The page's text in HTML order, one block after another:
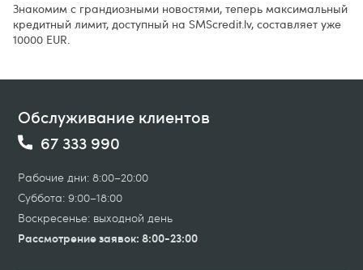
Знакомим с грандиозными новостями, теперь максимальный
кредитный лимит, доступный на SMScredit.lv, составляет уже
10000 EUR.
Обслуживание клиентов
67 333 990
Рабочие дни: 8:00–20:00
Суббота: 9:00–18:00
Воскресенье: выходной день
Рассмотрение заявок: 8:00-23:00